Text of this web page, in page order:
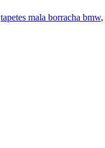
tapetes mala borracha bmw,